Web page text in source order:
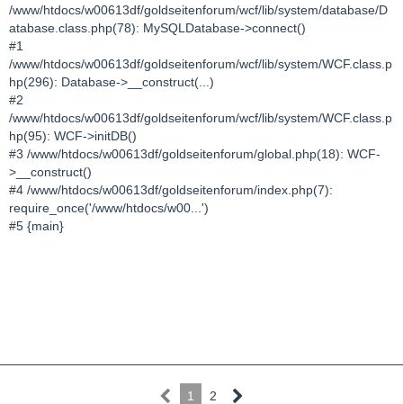
/www/htdocs/w00613df/goldseitenforum/wcf/lib/system/database/D
atabase.class.php(78): MySQLDatabase->connect()
#1
/www/htdocs/w00613df/goldseitenforum/wcf/lib/system/WCF.class.p
hp(296): Database->__construct(...)
#2
/www/htdocs/w00613df/goldseitenforum/wcf/lib/system/WCF.class.p
hp(95): WCF->initDB()
#3 /www/htdocs/w00613df/goldseitenforum/global.php(18): WCF-
>__construct()
#4 /www/htdocs/w00613df/goldseitenforum/index.php(7):
require_once('/www/htdocs/w00...')
#5 {main}
1 2